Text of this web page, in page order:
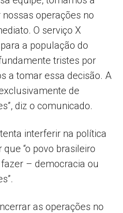
operações no
O serviço X
a população do
tristes por
a tomar essa decisão. A
de
diz o comunicado.
interferir na política
“o povo brasileiro
– democracia ou
as operações no